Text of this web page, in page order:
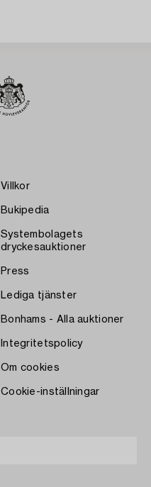
Villkor
Bukipedia
Systembolagets
dryckesauktioner
Press
Lediga tjänster
Bonhams - Alla auktioner
Integritetspolicy
Om cookies
Cookie-inställningar